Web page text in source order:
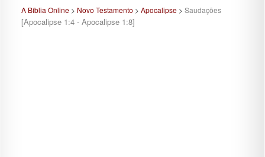
A Bíblia Online> Novo Testamento > Apocalipse> Saudações
[Apocalipse 1:4 - Apocalipse 1:8]